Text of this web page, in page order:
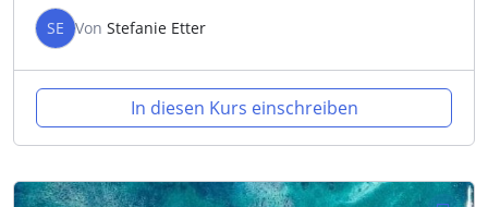
SE Von Stefanie Etter
In diesen Kurs einschreiben